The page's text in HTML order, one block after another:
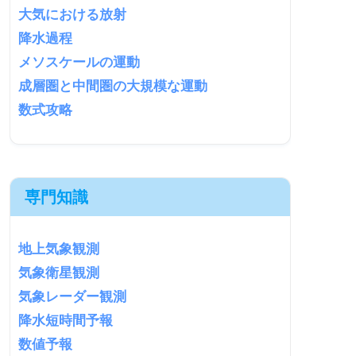
大気における放射
降水過程
メソスケールの運動
成層圏と中間圏の大規模な運動
数式攻略
専門知識
地上気象観測
気象衛星観測
気象レーダー観測
降水短時間予報
数値予報